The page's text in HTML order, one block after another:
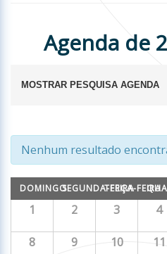
Agenda de
Pesquisa
de
visualizações
de
Agenda
MOSTRAR PESQUISA AGENDA
Nenhum resultado
Calendárior
de
Agenda
Calendárior
Agenda
DOMINGOSEGUNDA-FEIRA
TERÇA-FEIRA
1 2 3 4
8 9 10 11